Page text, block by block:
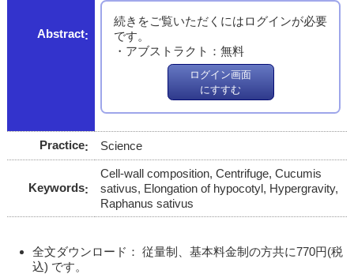
Abstract
続きをご覧いただくにはログインが必要
です。
・アブストラクト：無料
ログイン画面
にすすむ
Practice Science
Keywords
Cell-wall composition, Centrifuge, Cucumis
sativus, Elongation of hypocotyl, Hypergravity,
Raphanus sativus
全文ダウンロード： 従量制、基本料金制の方共に770円(税
込) です。